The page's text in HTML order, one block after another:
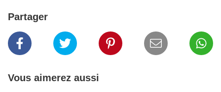
Partager
Vous aimerez aussi